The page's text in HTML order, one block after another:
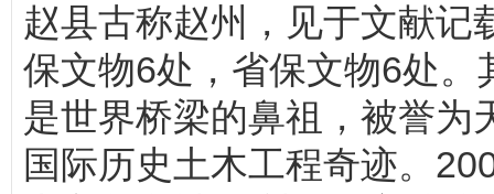
赵县古称赵州，见于文献记
保文物6处，省保文物6处
是世界桥梁的鼻祖，被誉为
国际历史土木工程奇迹。